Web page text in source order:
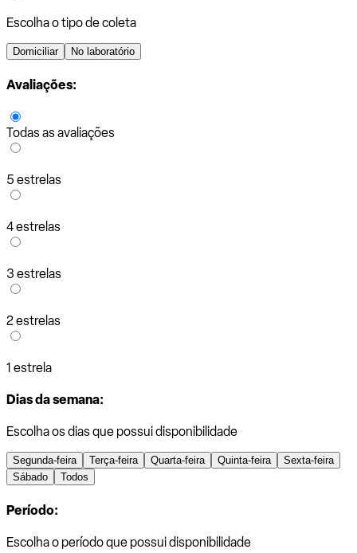
Escolha o tipo de coleta
Domiciliar No laboratório
Avaliações:
Todas as avaliações
5 estrelas
4 estrelas
3 estrelas
2 estrelas
1 estrela
Dias da semana:
Escolha os dias que possui disponibilidade
Segunda-feira Terça-feira Quarta-feira Quinta-feira
Sexta-feira
Sábado
Todos
Período:
Escolha o período que possui disponibilidade